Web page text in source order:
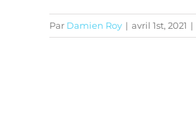
Par Damien Roy | avril 1st, 2021 |